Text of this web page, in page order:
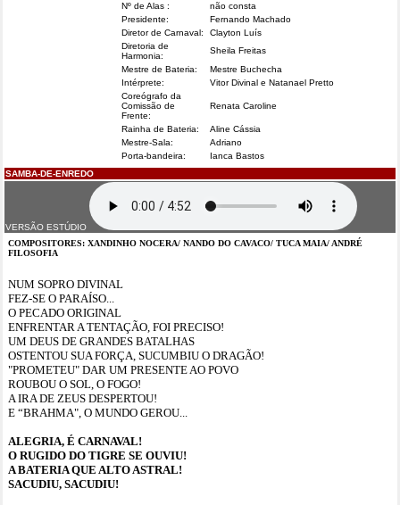
Nº de Alas :
não consta
Presidente:
Fernando Machado
Diretor de Carnaval:
Clayton Luís
Diretoria de
Harmonia:
Sheila Freitas
Mestre de Bateria:
Mestre Buchecha
Intérprete:
Vitor Divinal e Natanael Pretto
Coreógrafo da
Comissão de
Frente:
Renata Caroline
Rainha de Bateria:
Aline Cássia
Mestre-Sala:
Adriano
Porta-bandeira:
Ianca Bastos
SAMBA-DE-ENREDO
VERSÃO ESTÚDIO
COMPOSITORES: XANDINHO NOCERA/ NANDO DO CAVACO/ TUCA MAIA/ ANDRÉ
FILOSOFIA
NUM SOPRO DIVINAL
FEZ-SE O PARAÍSO...
O PECADO ORIGINAL
ENFRENTAR A TENTAÇÃO, FOI PRECISO!
UM DEUS DE GRANDES BATALHAS
OSTENTOU SUA FORÇA, SUCUMBIU O DRAGÃO!
"PROMETEU" DAR UM PRESENTE AO POVO
ROUBOU O SOL, O FOGO!
A IRA DE ZEUS DESPERTOU!
E “BRAHMA", O MUNDO GEROU...
ALEGRIA, É CARNAVAL!
O RUGIDO DO TIGRE SE OUVIU!
A BATERIA QUE ALTO ASTRAL!
SACUDIU, SACUDIU!